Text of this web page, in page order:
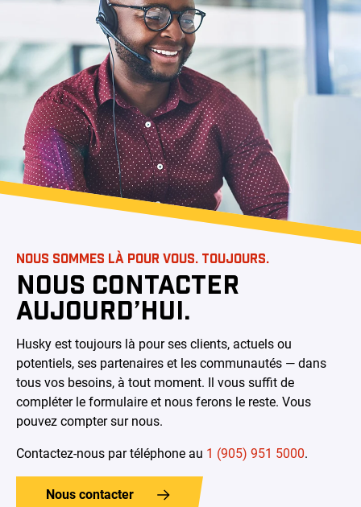
NOUS SOMMES LÀ POUR VOUS. TOUJOURS.
NOUS CONTACTER
AUJOURD’HUI.
Husky est toujours là pour ses clients, actuels ou
potentiels, ses partenaires et les communautés — dans
tous vos besoins, à tout moment. Il vous suffit de
compléter le formulaire et nous ferons le reste. Vous
pouvez compter sur nous.
Contactez-nous par téléphone au 1 (905) 951 5000.
Nous contacter